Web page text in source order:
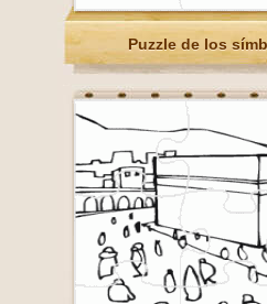
Puzzle de los